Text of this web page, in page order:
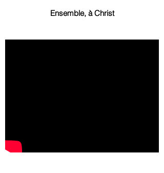
Ensemble, à Christ